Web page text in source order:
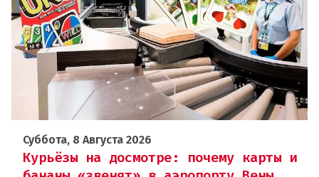
Суббота, 8 Августа 2026
Курьёзы на досмотре: почему карты и